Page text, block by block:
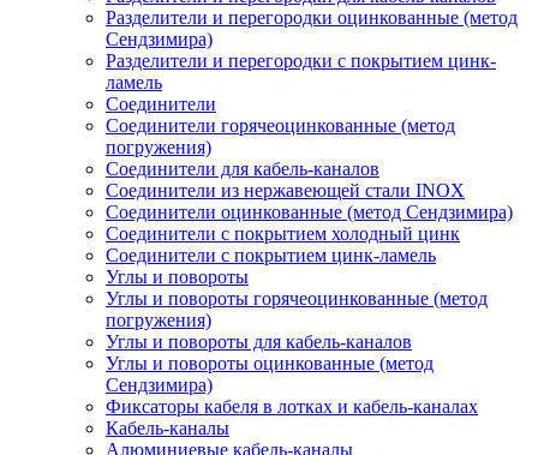
Разделители и перегородки оцинкованные (метод
Сендзимира)
Разделители и перегородки с покрытием цинк-
ламель
Соединители
Соединители горячеоцинкованные (метод
погружения)
Соединители для кабель-каналов
Соединители из нержавеющей стали INOX
Соединители оцинкованные (метод Сендзимира)
Соединители с покрытием холодный цинк
Соединители с покрытием цинк-ламель
Углы и повороты
Углы и повороты горячеоцинкованные (метод
погружения)
Углы и повороты для кабель-каналов
Углы и повороты оцинкованные (метод
Сендзимира)
Фиксаторы кабеля в лотках и кабель-каналах
Кабель-каналы
Алюминиевые кабель-каналы